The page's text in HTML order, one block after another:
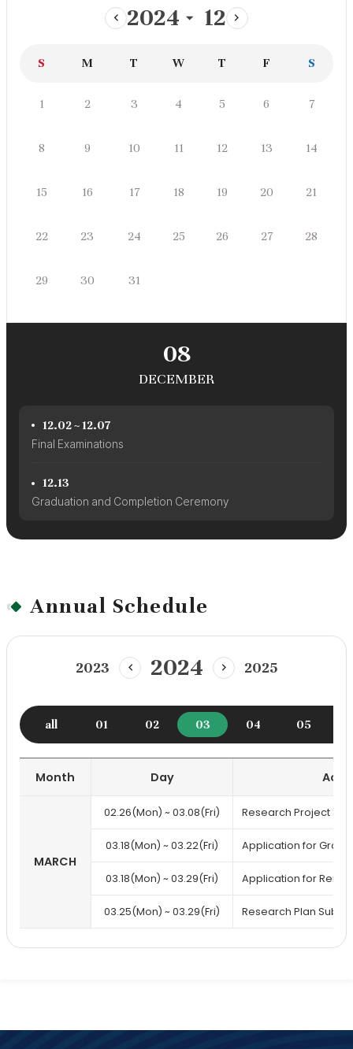
이2024 12 다
S M월 T W수 T목 F금 S토
1 2월 3화 4 5목 6 7토
8일 9월 10화 11 12목 13금 14토
15일 16월 17화 18수 19목 20금 21
22일 23 24화 25수 26목 27금 28
29일 30월 31
08
DECEMBER
12.02 ~ 12.07
Final Examinations
12.13
Graduation and Completion Ceremony
Annual Schedule
2023
이
년
2024
다
년
도
2025
all 01 02 03 04 05
Month Day
MARCH
02.26(Mon) ~ 03.08(Fri) Research Project
03.18(Mon) ~ 03.22(Fri) Application for
03.18(Mon) ~ 03.29(Fri) Application for
03.25(Mon) ~ 03.29(Fri) Research Plan